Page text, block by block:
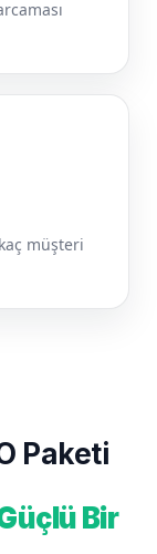
müşteri
Paketi
Bir